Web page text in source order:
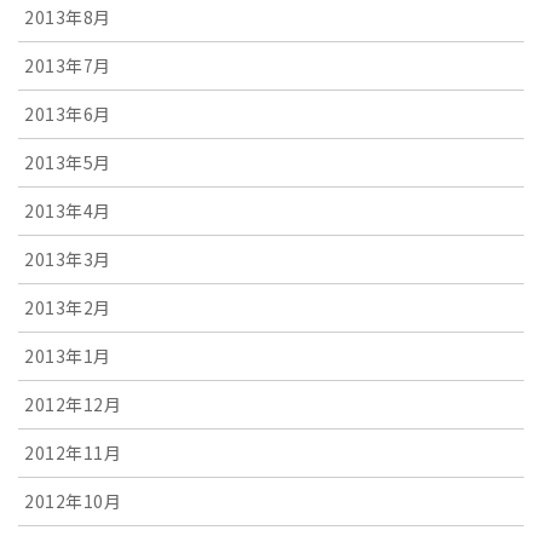
2013年8月
2013年7月
2013年6月
2013年5月
2013年4月
2013年3月
2013年2月
2013年1月
2012年12月
2012年11月
2012年10月